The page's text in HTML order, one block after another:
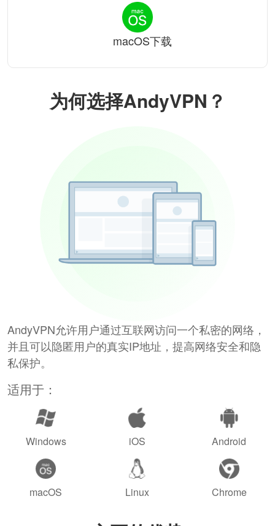
为何选择AndyVPN？
AndyVPN允许用户通过互联网访问一个私密的网络，
并且可以隐匿用户的真实IP地址，提高网络安全和隐
私保护。
适用于：
Windows iOS Android
macOS Linux Chrome
macOS下载